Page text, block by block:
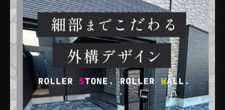
す。業界関係者や一般消費者向けに、実際に製品を体感
できる展示やセミナーも開催され、技術の進化を肌で感
じることができます。
たとえば、断熱性能を可視化するデモンストレーション
や、スマートホーム機器の操作体験コーナーなど、最新
技術を実際に試せる機会が増えています。これにより、
従来のリフォーム工事では得られなかった新たな快適性